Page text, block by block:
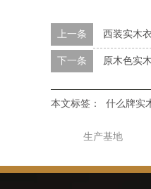
上一条 西装实木
下一条 原木色实
本文标签： 什么牌实
生产基地